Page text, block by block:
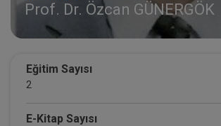
Prof. Dr. Özcan GÜNERGÖK
Eğitim Sayısı
2
E-Kitap Sayısı